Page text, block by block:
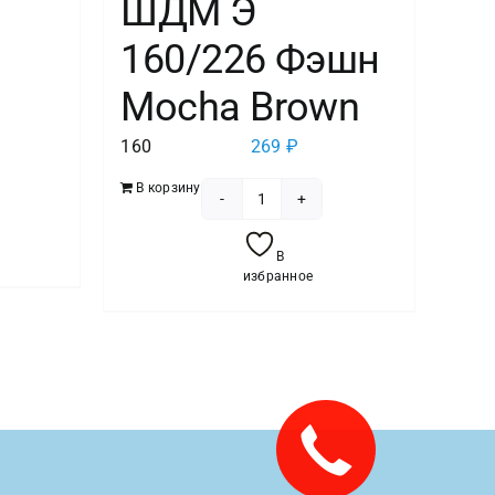
ШДМ Э
160/226 Фэшн
Mocha Brown
160 269 ₽
В корзину
товара
ШДМ
Brown
В
избранное
Закажите
звонок!